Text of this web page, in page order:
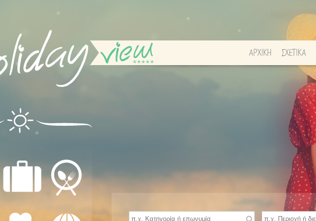
ΑΡΧΙΚΗ ΣΧΕΤΙΚΑ
ΙΑΤΡΙΚΗ